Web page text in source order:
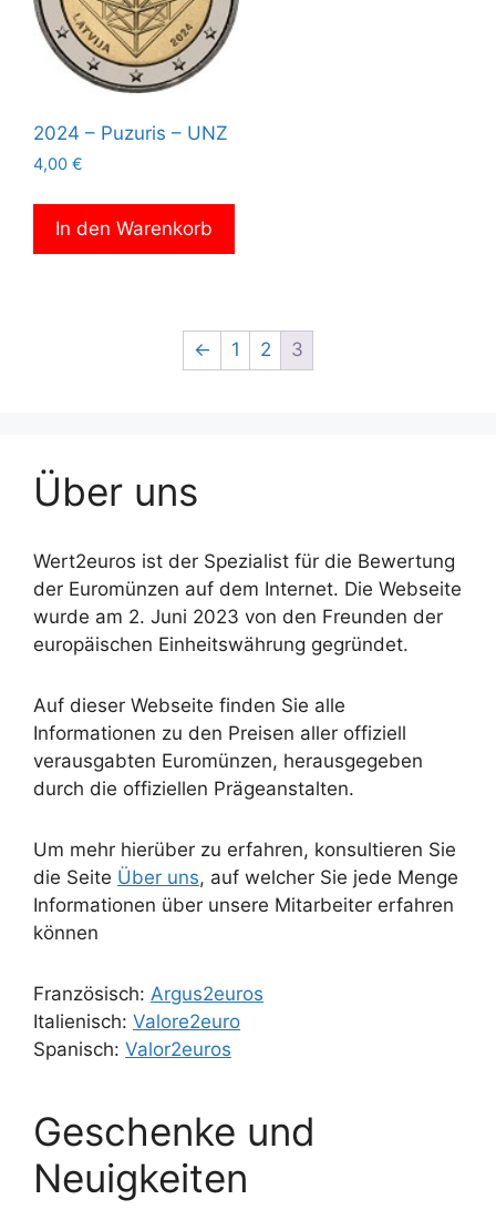
2024 – Puzuris – UNZ
4,00 €
In den Warenkorb
← 1 2 3
Über uns
Wert2euros ist der Spezialist für die Bewertung
der Euromünzen auf dem Internet. Die Webseite
wurde am 2. Juni 2023 von den Freunden der
europäischen Einheitswährung gegründet.
Auf dieser Webseite finden Sie alle
Informationen zu den Preisen aller offiziell
verausgabten Euromünzen, herausgegeben
durch die offiziellen Prägeanstalten.
Um mehr hierüber zu erfahren, konsultieren Sie
die Seite Über uns, auf welcher Sie jede Menge
Informationen über unsere Mitarbeiter erfahren
können
Französisch: Argus2euros
Italienisch: Valore2euro
Spanisch: Valor2euros
Geschenke und
Neuigkeiten